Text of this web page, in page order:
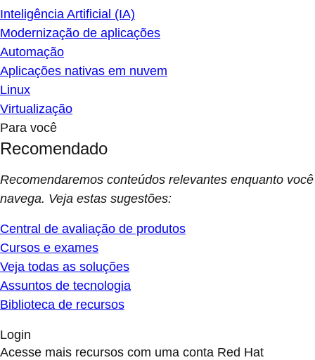
Inteligência Artificial (IA)
Modernização de aplicações
Automação
Aplicações nativas em nuvem
Linux
Virtualização
Para você
Recomendado
Recomendaremos conteúdos relevantes enquanto você
navega. Veja estas sugestões:
Central de avaliação de produtos
Cursos e exames
Veja todas as soluções
Assuntos de tecnologia
Biblioteca de recursos
Login
Acesse mais recursos com uma conta Red Hat